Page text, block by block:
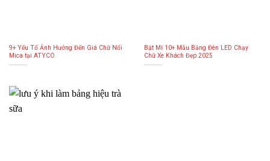
9+ Yếu Tố Ảnh Hưởng Đến Giá Chữ Nổi
Mica tại ATYCO
Bật Mí 10+ Mẫu Bảng Đèn LED Chạy
Chữ Xe Khách Đẹp 2025